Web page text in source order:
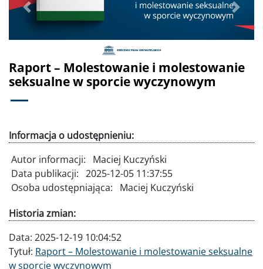
Raport – Molestowanie i molestowanie
seksualne w sporcie wyczynowym
Poprzednie Dalej
Informacja o udostępnieniu:
Autor informacji:
Maciej Kuczyński
Data publikacji: 2025-12-05 11:37:55
Osoba udostępniająca:
Maciej Kuczyński
Historia zmian:
Data: 2025-12-19 10:04:52
Tytuł: Raport – Molestowanie i molestowanie seksualne
w sporcie wyczynowym